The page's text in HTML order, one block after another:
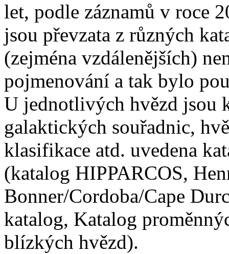
let, podle záznamů v roce
jsou převzata z různých
(zejména vzdálenějších)
pojmenování a tak bylo
U jednotlivých hvězd jsou
galaktických souřadnic,
klasifikace atd. uvedena
(katalog HIPPARCOS,
Bonner/Cordoba/Cape
katalog, Katalog
blízkých hvězd).